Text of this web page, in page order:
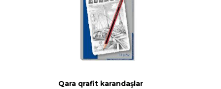
Qara qrafit karandaşlar